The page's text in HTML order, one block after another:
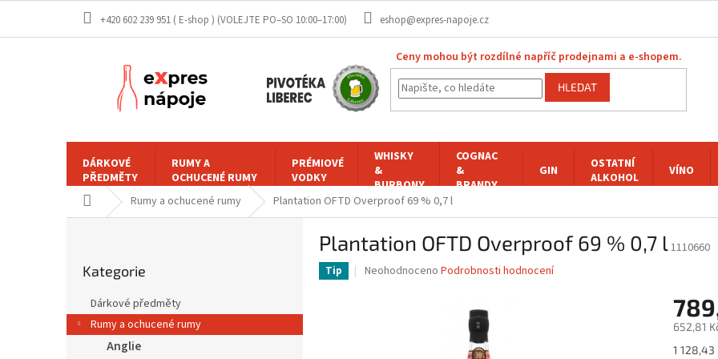
obsah
+420 602 239 951 ( E-shop ) eshop@expres-napoje.cz
Ceny mohou být rozdílné napříč prodejnami a e-shopem.
HLEDAT
DÁRKOVÉ
PŘEDMĚTY
RUMY A
OCHUCENÉ RUMY
PRÉMIOVÉ
VODKY
WHISKY
&
BURBONY
COGNAC
&
BRANDY
GIN
OSTATNÍ
ALKOHOL
VÍNO
Domů Rumy a ochucené rumy Plantation OFTD Overproof 69 % 0,7 l
a
n
kategorie
Kategorie
Dárkové předměty
Rumy a ochucené rumy
Anglie
Plantation OFTD Overproof 69 % 0,7 l1110660
Tip
Průměrné
Neohodnoceno Podrobnosti hodnocení
652,81
Měrná
1 128,43